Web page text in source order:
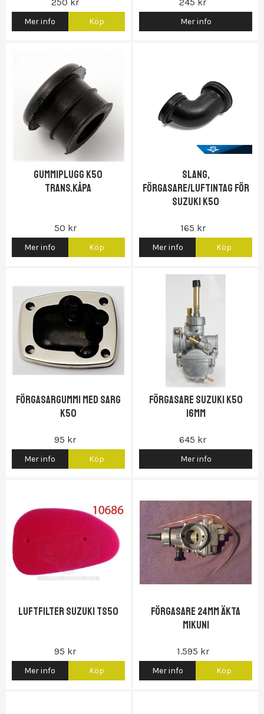
250 kr
Mer info Köp
245 kr
Mer info
Gummiplugg K50
trans.kåpa
50 kr
Mer info Köp
Slang,
förgasare/luftintag för
Suzuki K50
165 kr
Mer info Köp
Förgasargummi med sarg
K50
95 kr
Mer info Köp
Förgasare Suzuki K50
16mm
645 kr
Mer info
Luftfilter Suzuki TS50
95 kr
Mer info Köp
Förgasare 24mm Äkta
Mikuni
1.595 kr
Mer info Köp